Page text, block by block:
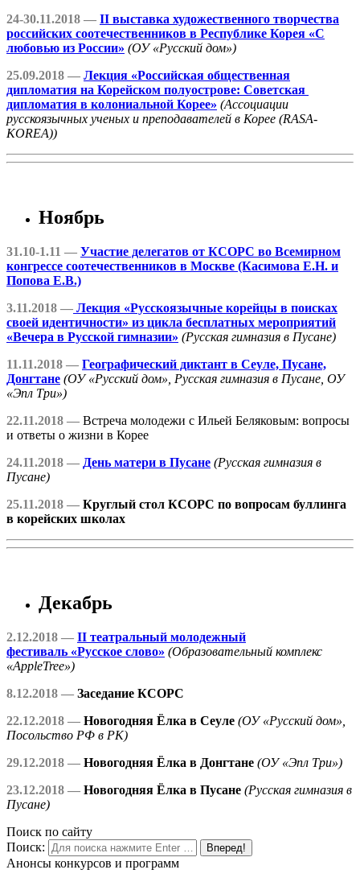
24-30.11.2018 — II выставка художественного творчества
российских соотечественников в Республике Корея «С
любовью из России» (ОУ «Русский дом»)
25.09.2018 — Лекция «Российская общественная
дипломатия на Корейском полуострове: Советская
дипломатия в колониальной Корее» (Ассоциации
русскоязычных ученых и преподавателей в Корее (RASA-
KOREA))
Ноябрь
31.10-1.11 — Участие делегатов от КСОРС во Всемирном
конгрессе соотечественников в Москве (Касимова Е.Н. и
Попова Е.В.)
3.11.2018 — Лекция «Русскоязычные корейцы в поисках
своей идентичности» из цикла бесплатных мероприятий
«Вечера в Русской гимназии» (Русская гимназия в Пусане)
11.11.2018 — Географический диктант в Сеуле, Пусане,
Донгтане (ОУ «Русский дом», Русская гимназия в Пусане, ОУ
«Эпл Три»)
22.11.2018 — Встреча молодежи с Ильей Беляковым: вопросы
и ответы о жизни в Корее
24.11.2018 — День матери в Пусане (Русская гимназия в
Пусане)
25.11.2018 — Круглый стол КСОРС по вопросам буллинга
в корейских школах
Декабрь
2.12.2018 — II театральный молодежный
фестиваль «Русское слово» (Образовательный комплекс
«AppleTree»)
8.12.2018 — Заседание КСОРС
22.12.2018 — Новогодняя Ёлка в Сеуле (ОУ «Русский дом»,
Посольство РФ в РК)
29.12.2018 — Новогодняя Ёлка в Донгтане (ОУ «Эпл Три»)
23.12.2018 — Новогодняя Ёлка в Пусане (Русская гимназия в
Пусане)
Поиск по сайту
Поиск:
Анонсы конкурсов и программ